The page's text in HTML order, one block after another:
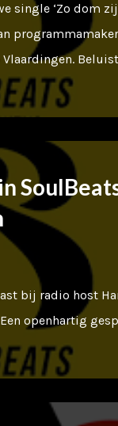
single ‘Zo dom
bij radio host
openhartig